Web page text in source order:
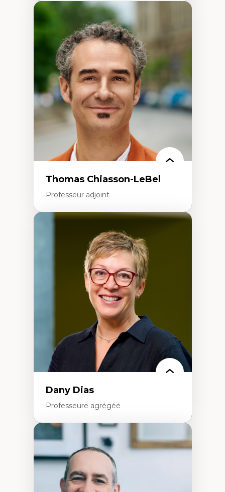
Économie circulaire
Modèles d’affaires durables
Histoire des faits économiques
Gestion durable des ressources naturelles
Écologie industrielle
Aménagement durable du territoire
Développement régional
Coopératives
Télétravail en milieu rural francophone
Transition socio-écologique
Thomas Chiasson-LeBel
Professeur adjoint
Théories du développement
Économie politique comparée
Élites économiques
Sociologie économique
Extractivisme
Classes sociales
Mouvements sociaux
Théories de l’État
Dany Dias
Professeure agrégée
Expertises
Pédagogies critiques et justice sociale
Éthique relationnelle et sollicitude en
éducation
Décolonisation et autochtonisation de la
formation à l’enseignement